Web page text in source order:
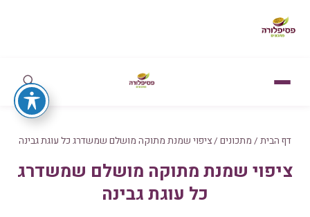
דף הבית / מתכונים /ציפוי שמנת מתוקה מושלם שמשדרג כל עוגת גבינה
ציפוי שמנת מתוקה מושלם שמשדרג
כל עוגת גבינה